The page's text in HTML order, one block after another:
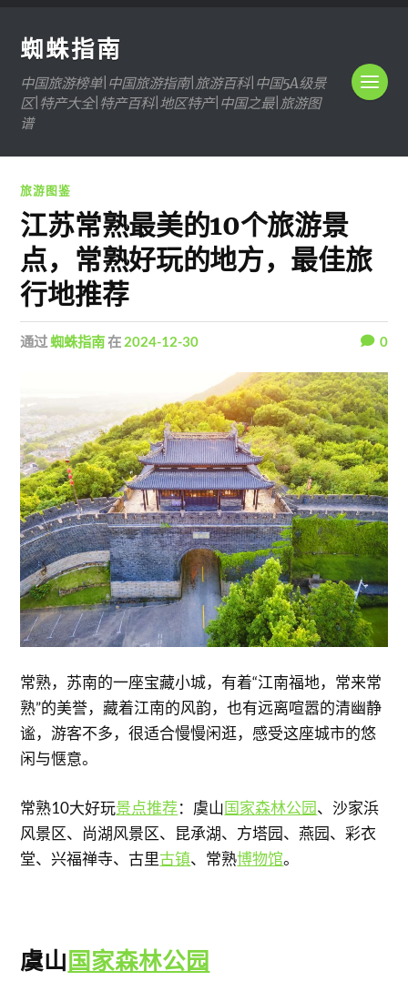
蜘蛛指南
中国旅游榜单|中国旅游指南|旅游百科|中国5A级景
区|特产大全|特产百科|地区特产|中国之最|旅游图
谱
旅游图鉴
江苏常熟最美的10个旅游景
点，常熟好玩的地方，最佳旅
行地推荐
通过蜘蛛指南在 2024-12-30 0
常熟，苏南的一座宝藏小城，有着“江南福地，常来常
熟”的美誉，藏着江南的风韵，也有远离喧嚣的清幽静
谧，游客不多，很适合慢慢闲逛，感受这座城市的悠
闲与惬意。
常熟10大好玩景点推荐：虞山国家森林公园、沙家浜
风景区、尚湖风景区、昆承湖、方塔园、燕园、彩衣
堂、兴福禅寺、古里古镇、常熟博物馆。
​虞山 国家森林公园